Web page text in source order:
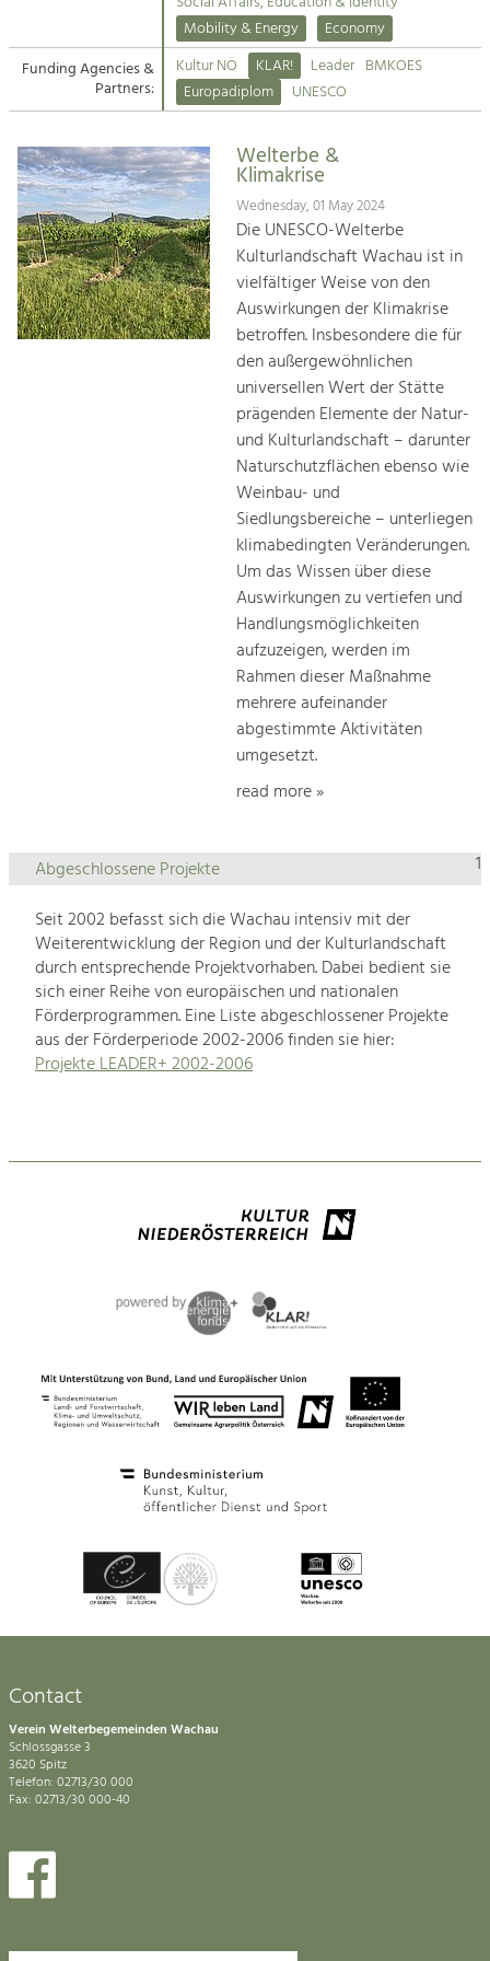
Suche
Impressum
Kontakt
Tourism
Offer Development and Positioning
Art & Culture
Crafts, Science and Research.
Social Affairs, Education
& Identity
Equality, Youth and Integration.
Climate Change, Public Transport and
Increase in Regional Value Added.
Mobility & Energy
Economy
Funding Agencies &
Partners:
Kultur NÖ KLAR! Leader BMKOES
Europadiplom
UNESCO
Welterbe &
Klimakrise
Wednesday, 01 May 2024
Die UNESCO-Welterbe
Kulturlandschaft Wachau ist in
vielfältiger Weise von den
Auswirkungen der Klimakrise
betroffen. Insbesondere die für
den außergewöhnlichen
universellen Wert der Stätte
prägenden Elemente der Natur-
und Kulturlandschaft – darunter
Naturschutzflächen ebenso wie
Weinbau- und
Siedlungsbereiche – unterliegen
klimabedingten Veränderungen.
Um das Wissen über diese
Auswirkungen zu vertiefen und
Handlungsmöglichkeiten
aufzuzeigen, werden im
Rahmen dieser Maßnahme
mehrere aufeinander
abgestimmte Aktivitäten
umgesetzt.
read more »
1
Abgeschlossene Projekte
Seit 2002 befasst sich die Wachau intensiv mit der
Weiterentwicklung der Region und der Kulturlandschaft
durch entsprechende Projektvorhaben. Dabei bedient sie
sich einer Reihe von europäischen und nationalen
Förderprogrammen. Eine Liste abgeschlossener Projekte
aus der Förderperiode 2002-2006 finden sie hier:
Projekte LEADER+ 2002-2006
Contact
Verein Welterbegemeinden Wachau
Schlossgasse 3
3620 Spitz
Telefon: 02713/30 000
Fax: 02713/30 000-40